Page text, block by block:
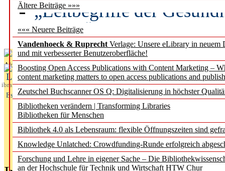
Ältere Beiträge »»»
««« Neuere Beiträge
Vandenhoeck & Ruprecht Verlage: Unsere eLibrary in neuem
und mit verbesserter Benutzeroberfläche!
Boosting Open Access Publications with Content Marketing –
content marketing matters to open access publications and
Zeutschel Buchscanner OS Q: Digitalisierung in höchster
Bibliotheken verändern | Transforming Libraries
Bibliotheken für Menschen
Bibliothek 4.0 als Lebensraum: flexible Öffnungszeiten sind
Knowledge Unlatched: Crowdfunding-Runde erfolgreich
Forschung und Lehre in eigener Sache – Die
an der Hochschule für Technik und Wirtschaft HTW Chur
„Leitbegriffe der
des BIÖG erscheinen
Aktuelles aus
L
ibrary
Essentials